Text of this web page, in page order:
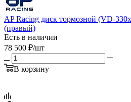
AP Racing диск тормозной (VD-
(правый)
Есть в наличии
78 500 ₽/шт
В корзину